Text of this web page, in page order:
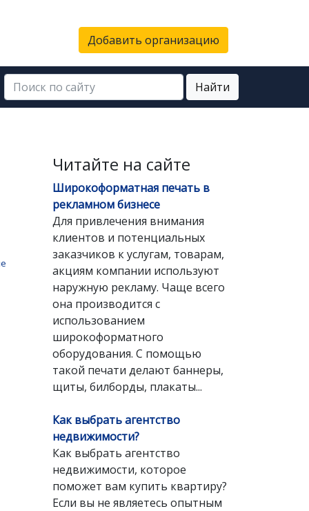
Добавить организацию
Найти
Читайте на сайте
Широкоформатная печать в
рекламном бизнесе
Для привлечения внимания
клиентов и потенциальных
заказчиков к услугам, товарам,
акциям компании используют
наружную рекламу. Чаще всего
она производится с
использованием
широкоформатного
оборудования. С помощью
такой печати делают баннеры,
щиты, билборды, плакаты...
Как выбрать агентство
недвижимости?
Как выбрать агентство
недвижимости, которое
поможет вам купить квартиру?
Если вы не являетесь опытным